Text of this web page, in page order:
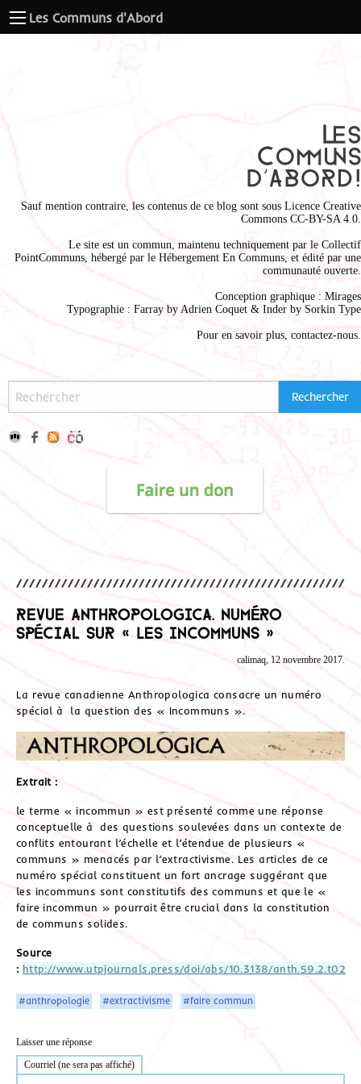
Les Communs d'Abord
Sauf mention contraire, les contenus de ce blog sont sous Licence Creative
Commons CC-BY-SA 4.0
Le site est un commun, maintenu techniquement par le Collectif
PointCommuns , hébergé par le Hébergement En Communs , et édité par une
communauté ouverte.
Conception graphique : Mirages
Typographie : Farray by Adrien Coquet & Inder by Sorkin Type
Pour en savoir plus, contactez-nous
Revue Anthropologica. Numéro
spécial sur « Les incommuns »
calimaq, 12 novembre 2017.
La revue canadienne Anthropologica consacre un numéro
spécial à la question des « Incommuns ».
Extrait :
le terme « incommun » est présenté comme une réponse
conceptuelle à des questions soulevées dans un contexte de
conflits entourant l’échelle et l’étendue de plusieurs «
communs » menacés par l’extractivisme. Les articles de ce
numéro spécial constituent un fort ancrage suggérant que
les incommuns sont constitutifs des communs et que le «
faire incommun » pourrait être crucial dans la constitution
de communs solides.
Source
: http://www.utpjournals.press/doi/abs/10.3138/anth.59.2.t02
#anthropologie #extractivisme #faire commun
Laisser une réponse
Courriel (ne sera pas affiché)